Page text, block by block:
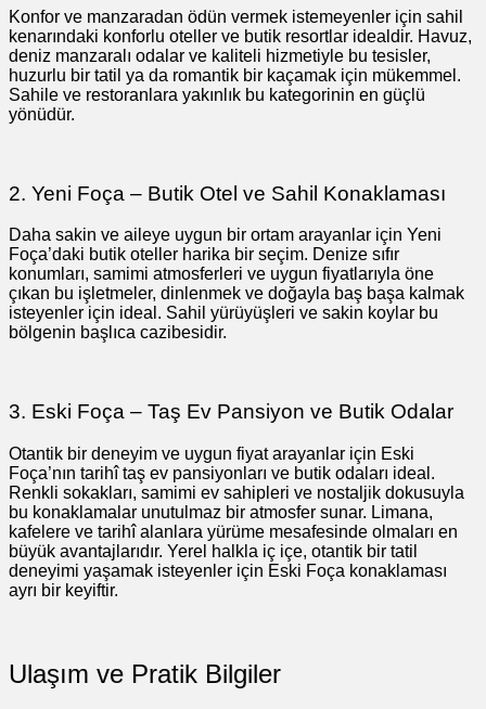
Konfor ve manzaradan ödün vermek istemeyenler için sahil
kenarındaki konforlu oteller ve butik resortlar idealdir. Havuz,
deniz manzaralı odalar ve kaliteli hizmetiyle bu tesisler,
huzurlu bir tatil ya da romantik bir kaçamak için mükemmel.
Sahile ve restoranlara yakınlık bu kategorinin en güçlü
yönüdür.
2. Yeni Foça – Butik Otel ve Sahil Konaklaması
Daha sakin ve aileye uygun bir ortam arayanlar için Yeni
Foça’daki butik oteller harika bir seçim. Denize sıfır
konumları, samimi atmosferleri ve uygun fiyatlarıyla öne
çıkan bu işletmeler, dinlenmek ve doğayla baş başa kalmak
isteyenler için ideal. Sahil yürüyüşleri ve sakin koylar bu
bölgenin başlıca cazibesidir.
3. Eski Foça – Taş Ev Pansiyon ve Butik Odalar
Otantik bir deneyim ve uygun fiyat arayanlar için Eski
Foça’nın tarihî taş ev pansiyonları ve butik odaları ideal.
Renkli sokakları, samimi ev sahipleri ve nostaljik dokusuyla
bu konaklamalar unutulmaz bir atmosfer sunar. Limana,
kafelere ve tarihî alanlara yürüme mesafesinde olmaları en
büyük avantajlarıdır. Yerel halkla iç içe, otantik bir tatil
deneyimi yaşamak isteyenler için Eski Foça konaklaması
ayrı bir keyiftir.
Ulaşım ve Pratik Bilgiler